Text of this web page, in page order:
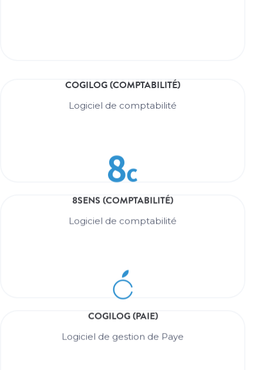
COGILOG (COMPTABILITÉ)
Logiciel de comptabilité
COGILOG (COMPTABILITÉ)
EN SAVOIR +
8SENS (COMPTABILITÉ)
Logiciel de comptabilité
8SENS (COMPTABILITÉ)
EN SAVOIR +
COGILOG (PAIE)
Logiciel de gestion de Paye
EN SAVOIR +